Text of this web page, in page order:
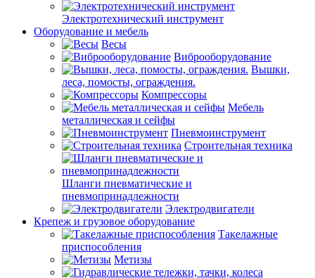
Электротехнический инструмент
Оборудование и мебель
Весы
Виброоборудование
Вышки,
леса, помосты, ограждения.
Компрессоры
Мебель
металлическая и сейфы
Пневмоинструмент
Строительная техника
Шланги пневматические и
пневмопринадлежности
Электродвигатели
Крепеж и грузовое оборудование
Такелажные
приспособления
Метизы